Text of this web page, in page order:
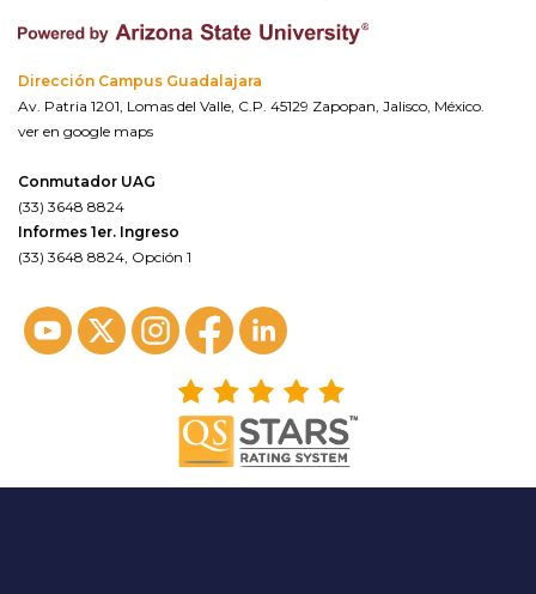
Dirección Campus Guadalajara
Av. Patria 1201, Lomas del Valle, C.P. 45129 Zapopan, Jalisco, México.
ver en google maps
Conmutador UAG
(33) 3648 8824
Informes 1er. Ingreso
(33) 3648 8824, Opción 1